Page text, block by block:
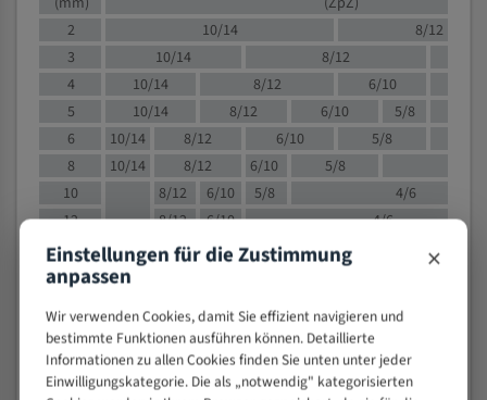
2
10/14
8/12
3
10/14 8/12
4
10/14 8/12 6/10
5
10/14 8/12 6/10
5/8
6
10/14 8/12 6/10
5/8
8
10/14 8/12 6/10 5/8
10
8/12 6/10 5/8
4/6
12
8/12 6/10
4/6
15
8/12 6/10
4/5
20
50
80
> 100
Einstellungen für die Zustimmung
anpassen ×
Wir verwenden Cookies, damit Sie effizient navigieren und
bestimmte Funktionen ausführen können. Detaillierte
Informationen zu allen Cookies finden Sie unten unter jeder
Einwilligungskategorie. Die als „notwendig" kategorisierten